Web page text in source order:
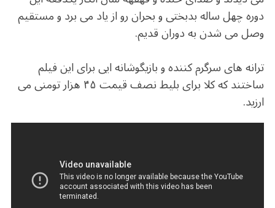
دوره چهل ساله بدبختی و بحران رو از یاد می برد و مستقیم
وصل می شدن به دوران قدیم.
ترانه های سرگرم کننده و بازیگوشانه ایی برای این فیلم
ساختند که کلا برای بلیط نصف قیمت ۴۵ هزار تومنی می
ارزید.